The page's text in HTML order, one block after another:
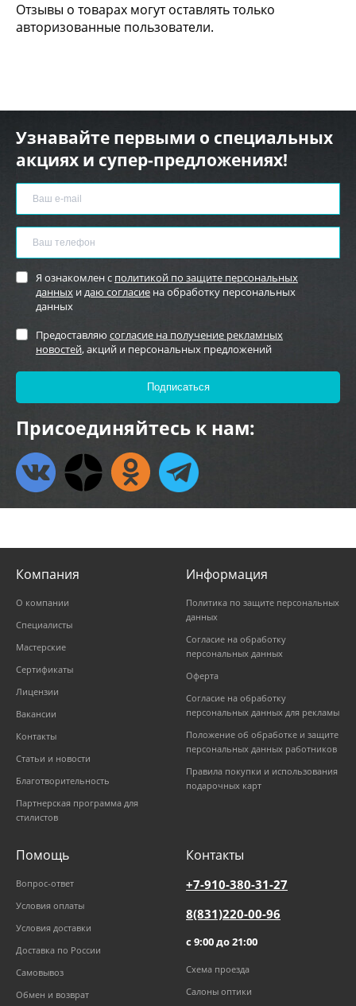
Отзывы о товарах могут оставлять только
авторизованные пользователи.
Узнавайте первыми о специальных
акциях и супер-предложениях!
Я ознакомлен с политикой по защите персональных
данных идаю согласие на обработку персональных
данных
Предоставляю согласие на получение рекламных
новостей, акций и персональных предложений
Присоединяйтесь к нам:
Компания
О компании
Специалисты
Мастерские
Сертификаты
Лицензии
Вакансии
Контакты
Статьи и новости
Благотворительность
Партнерская программа для
стилистов
Информация
Политика по защите персональных
данных
Согласие на обработку
персональных данных
Оферта
Согласие на обработку
персональных данных для рекламы
Положение об обработке и защите
персональных данных работников
Правила покупки и использования
подарочных карт
Помощь
Вопрос-ответ
Условия оплаты
Условия доставки
Доставка по России
Самовывоз
Обмен и возврат
Контакты
+7-910-380-31-27
8(831)220-00-96
с 9:00 до 21:00
Схема проезда
Салоны оптики